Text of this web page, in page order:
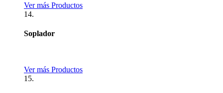
Ver más Productos
14.
Soplador
Ver más Productos
15.